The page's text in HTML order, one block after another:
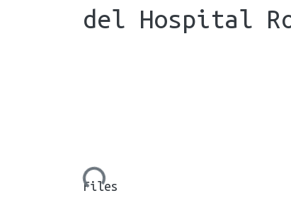
del Hospital
Loading...
Files